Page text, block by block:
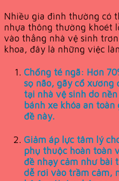
Nhiều gia đình thường có
nhựa thông thường khoét
vào thẳng nhà vệ sinh
khoa, đây là những việc
Chống té ngã: Hơn
sọ não, gãy cổ xương
tại nhà vệ sinh do
bánh xe khóa an
đề này.
Giảm áp lực tâm lý
phụ thuộc hoàn toàn
đề nhạy cảm như bài
dễ rơi vào trầm cảm,